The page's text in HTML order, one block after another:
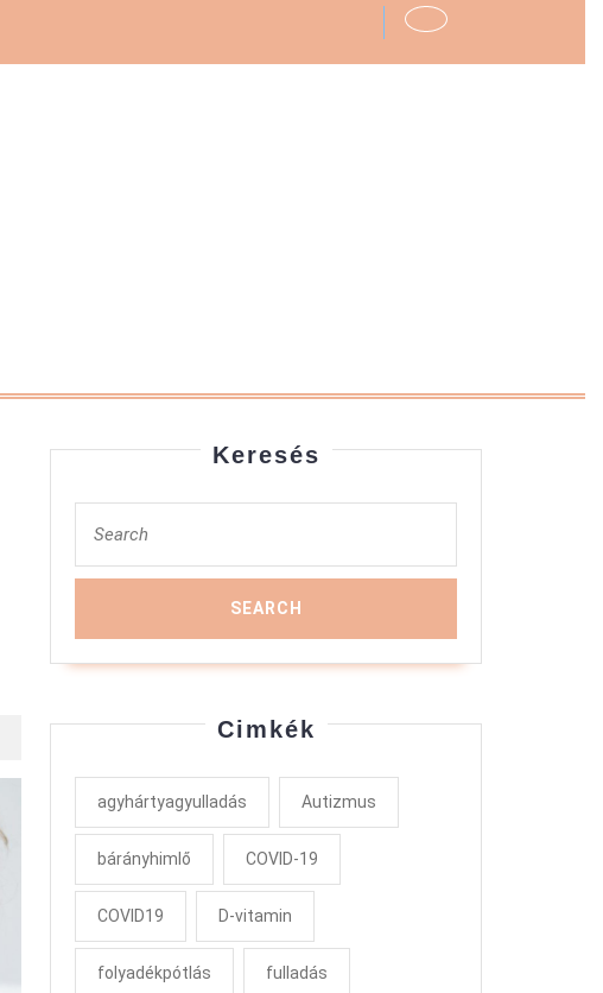
Keresés
for:
Cimkék
agyhártyagyulladás Autizmus
bárányhimlő COVID-19
COVID19 D-vitamin
folyadékpótlás fulladás